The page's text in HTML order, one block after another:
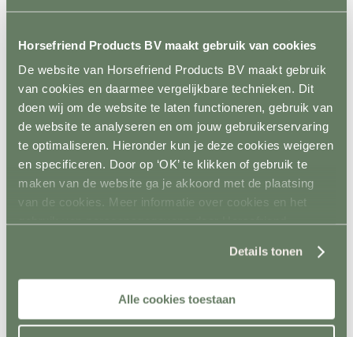
Horsefriend Products BV maakt gebruik van cookies
De website van Horsefriend Products BV maakt gebruik
van cookies en daarmee vergelijkbare technieken. Dit
doen wij om de website te laten functioneren, gebruik van
de website te analyseren en om jouw gebruikerservaring
te optimaliseren. Hieronder kun je deze cookies weigeren
en specificeren. Door op ‘OK’ te klikken of gebruik te
maken van de website ga je akkoord met de plaatsing
van de cookies. Meer informatie over cookies en het
gebruik van persoonsgegevens door Horsefriend
Details tonen
Alle cookies toestaan
Isolatoren
Toebehoren schrikstroom
Horseguard schriklint
Metaal
Terug
Weidepoorten
Panelsystemen
Paddockafrastering
Buisklemmen DIY
Roflex mobiele afrastering
Losse palen en liggers
Terug
Stalinrichting
Terug